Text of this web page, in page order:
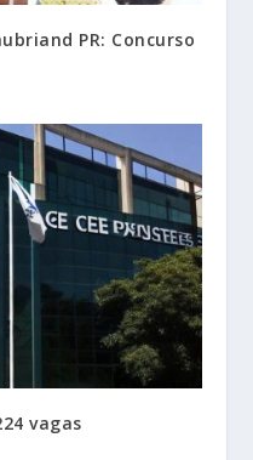
PR: Concurso
vagas